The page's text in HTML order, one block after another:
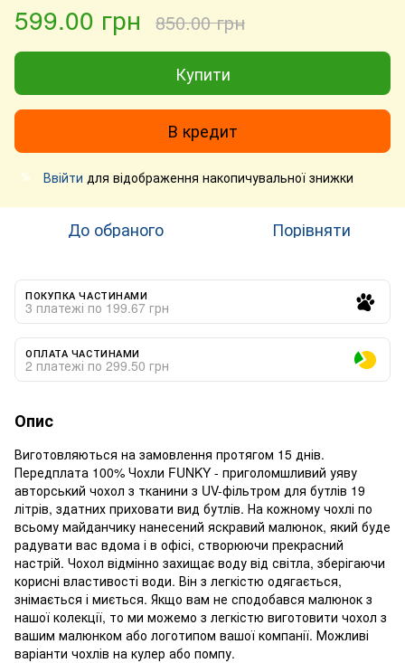
599.00 грн 850.00 грн
Купити
В кредит
% Ввійти для відображення накопичувальної знижки
До обраного Порівняти
ПОКУПКА ЧАСТИНАМИ
3 платежі по 199.67 грн
ОПЛАТА ЧАСТИНАМИ
2 платежі по 299.50 грн
Опис
Виготовляються на замовлення протягом 15 днів.
Передплата 100% Чохли FUNKY - приголомшливий уяву
авторський чохол з тканини з UV-фільтром для бутлів 19
літрів, здатних приховати вид бутлів. На кожному чохлі по
всьому майданчику нанесений яскравий малюнок, який буде
радувати вас вдома і в офісі, створюючи прекрасний
настрій. Чохол відмінно захищає воду від світла, зберігаючи
корисні властивості води. Він з легкістю одягається,
знімається і миється. Якщо вам не сподобався малюнок з
нашої колекції, то ми можемо з легкістю виготовити чохол з
вашим малюнком або логотипом вашої компанії. Можливі
варіанти чохлів на кулер або помпу.